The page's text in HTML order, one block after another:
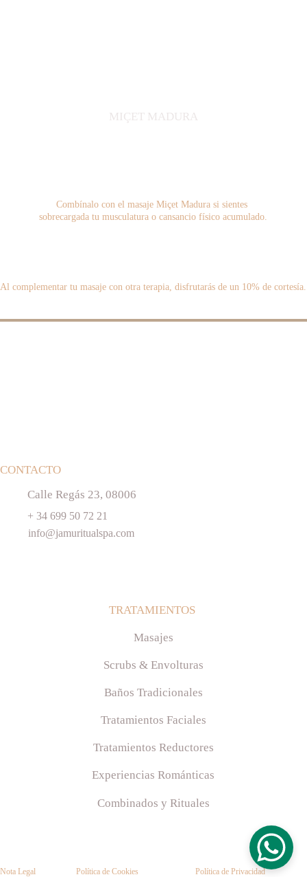
Al complementar tu masaje con otra terapia, disfrutarás de un 10% de cortesía.
MIÇET MADURA
Combínalo con el masaje Miçet Madura si sientes
sobrecargada tu musculatura o cansancio físico acumulado.
Masajes
Scrubs & Envolturas
Baños Tradicionales
Tratamientos Faciales
Tratamientos Reductores
Combinados y Rituales
TRATAMIENTOS
Calle Regás 23, 08006
CONTACTO
+ 34 699 50 72 21
info@jamuritualspa.com
Experiencias Románticas
Nota Legal Política de Cookies Política de Privacidad